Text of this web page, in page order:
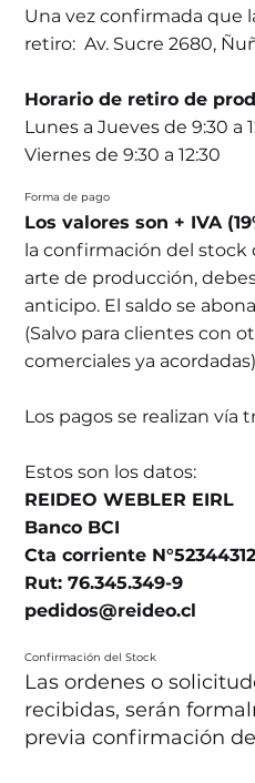
Una vez confirmada que
retiro: Av. Sucre 2680,
Horario de retiro de
Lunes a Jueves de 9:30 a
Viernes de 9:30 a 12:30
Forma de pago
Los valores son + IVA
la confirmación del stock
arte de producción,
anticipo. El saldo se
(Salvo para clientes con
comerciales ya
Los pagos se realizan vía
Estos son los datos:
REIDEO WEBLER EIRL
Banco BCI
Cta corriente N°52344312
Rut: 76.345.349-9
pedidos@reideo.cl
Confirmación del Stock
Las ordenes o
recibidas, serán
previa confirmación